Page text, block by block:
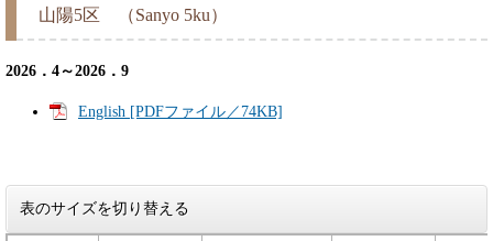
山陽5区 （Sanyo 5ku）
2026．4～2026．9
English [PDFファイル／74KB]
表のサイズを切り替える